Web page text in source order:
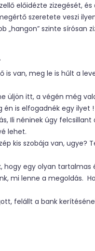
előidézte zizegését, és
szeretete veszi
szinte sírósan
is van, meg le is hűlt a
üljön itt, a végén még
én is elfogadnék egy
Ili néninek úgy felcsillant
lehet.
kis szobája van, ugye?
hogy egy olyan
mi lenne a megoldás.
felállt a bank